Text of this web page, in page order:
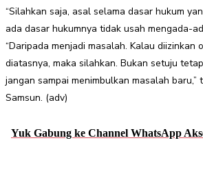
“Silahkan saja, asal selama dasar hukum
ada dasar hukumnya tidak usah mengada-
“Daripada menjadi masalah. Kalau diizinkan
diatasnya, maka silahkan. Bukan setuju
jangan sampai menimbulkan masalah baru,”
Samsun. (adv)
Yuk Gabung ke Channel WhatsApp